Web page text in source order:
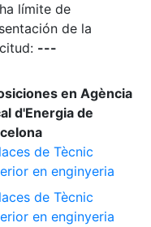
límite de
de la
---
en Agència
d'Energia de
de Tècnic
en enginyeria
de Tècnic
en enginyeria